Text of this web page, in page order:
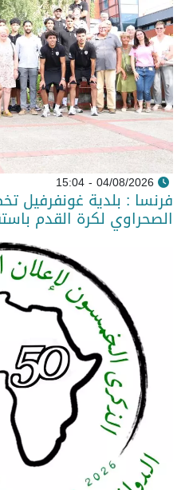
04/08/2026 - 15:04
فرنسا : بلدية غونفرفيل
الصحراوي لكرة القدم